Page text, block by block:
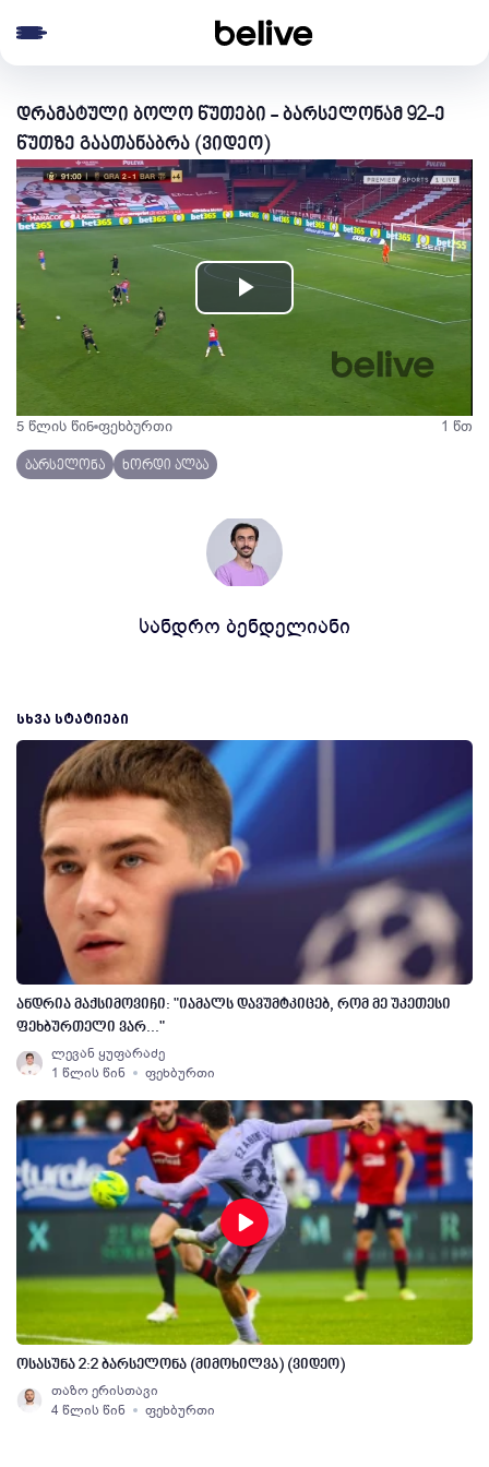
დრამატული ბოლო წუთები - ბარსელონამ 92-ე
წუთზე გაათანაბრა (ვიდეო)
Play
5 წლის წინ ფეხბურთი 1 წთ
ბარსელონა ხორდი ალბა
სანდრო ბენდელიანი
ᲡᲮᲕᲐ ᲡᲢᲐᲢᲘᲔᲑᲘ
ანდრია მაქსიმოვიჩი: "იამალს დავუმტკიცებ, რომ მე უკეთესი
ფეხბურთელი ვარ..."
ლევან ყუფარაძე
1 წლის წინ
ფეხბურთი
ოსასუნა 2:2 ბარსელონა (მიმოხილვა) (ვიდეო)
თაზო ერისთავი
4 წლის წინ
ფეხბურთი